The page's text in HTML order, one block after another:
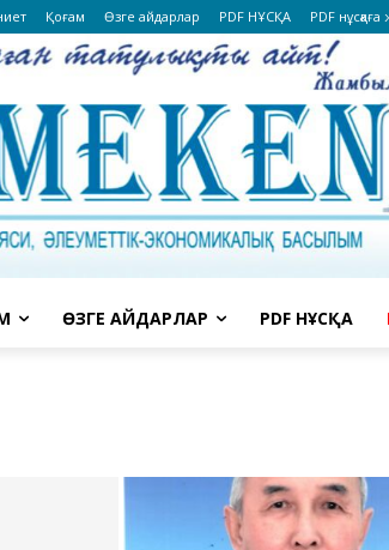
Қоғам Өзге айдарлар PDF НҰСҚА PDF
ӨЗГЕ АЙДАРЛАР PDF НҰСҚА